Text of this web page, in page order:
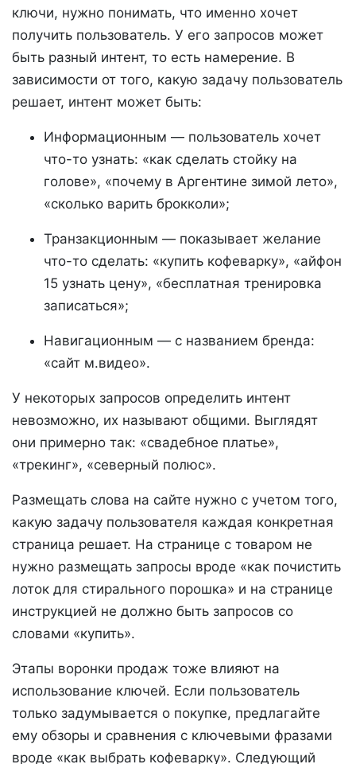
ключи, нужно понимать, что именно хочет
получить пользователь. У его запросов может
быть разный интент, то есть намерение. В
зависимости от того, какую задачу пользователь
решает, интент может быть:
Информационным — пользователь хочет
что-то узнать: «как сделать стойку на
голове», «почему в Аргентине зимой лето»,
«сколько варить брокколи»;
Транзакционным — показывает желание
что-то сделать: «купить кофеварку», «айфон
15 узнать цену», «бесплатная тренировка
записаться»;
Навигационным — с названием бренда:
«сайт м.видео».
У некоторых запросов определить интент
невозможно, их называют общими. Выглядят
они примерно так: «свадебное платье»,
«трекинг», «северный полюс».
Размещать слова на сайте нужно с учетом того,
какую задачу пользователя каждая конкретная
страница решает. На странице с товаром не
нужно размещать запросы вроде «как почистить
лоток для стирального порошка» и на странице
инструкцией не должно быть запросов со
словами «купить».
Этапы воронки продаж тоже влияют на
использование ключей. Если пользователь
только задумывается о покупке, предлагайте
ему обзоры и сравнения с ключевыми фразами
вроде «как выбрать кофеварку». Следующий